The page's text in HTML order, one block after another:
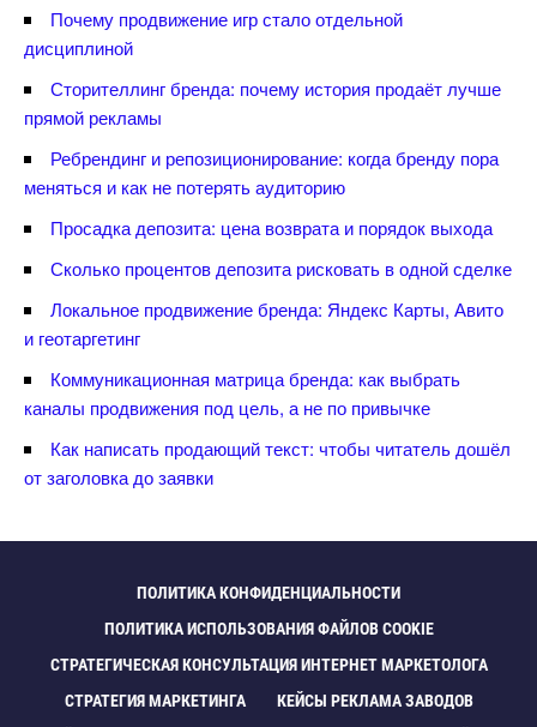
Почему продвижение игр стало отдельной
дисциплиной
Сторителлинг бренда: почему история продаёт лучше
прямой рекламы
Ребрендинг и репозиционирование: когда бренду пора
меняться и как не потерять аудиторию
Просадка депозита: цена возврата и порядок выхода
Сколько процентов депозита рисковать в одной сделке
Локальное продвижение бренда: Яндекс Карты, Авито
и геотаргетин
Коммуникационная матрица бренда: как выбрать
каналы продвижения под цель, а не по привычке
Как написать продающий текст: чтобы читатель дошёл
от заголовка до заявки
ПОЛИТИКА КОНФИДЕНЦИАЛЬНОСТИ
ПОЛИТИКА ИСПОЛЬЗОВАНИЯ ФАЙЛОВ COOKIE
СТРАТЕГИЧЕСКАЯ КОНСУЛЬТАЦИЯ ИНТЕРНЕТ МАРКЕТОЛОГА
СТРАТЕГИЯ МАРКЕТИНГА
КЕЙСЫ РЕКЛАМА ЗАВОДО